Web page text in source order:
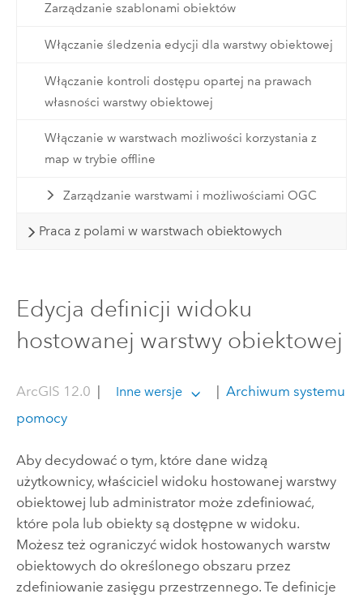
Zarządzanie szablonami obiektów
Włączanie śledzenia edycji dla warstwy obiektowej
Włączanie kontroli dostępu opartej na prawach
własności warstwy obiektowej
Włączanie w warstwach możliwości korzystania z
map w trybie offline
Zarządzanie warstwami i możliwościami OGC
Praca z polami w warstwach obiektowych
Edycja definicji widoku
hostowanej warstwy obiektowej
ArcGIS 12.0 Inne wersje
Archiwum systemu
pomocy
Aby decydować o tym, które dane widzą
użytkownicy, właściciel widoku hostowanej warstwy
obiektowej lub administrator może zdefiniować,
które pola lub obiekty są dostępne w widoku.
Możesz też ograniczyć widok hostowanych warstw
obiektowych do określonego obszaru przez
zdefiniowanie zasięgu przestrzennego. Te definicje